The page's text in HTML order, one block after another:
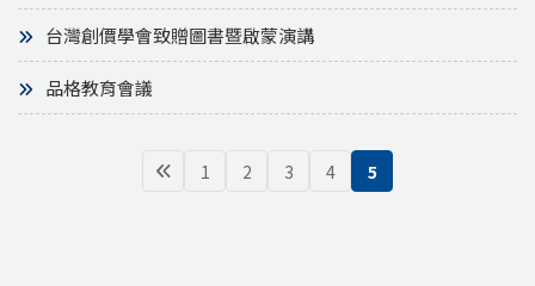
台灣創價學會致贈圖書暨啟蒙演講
品格教育會議
1 2 3 4 5